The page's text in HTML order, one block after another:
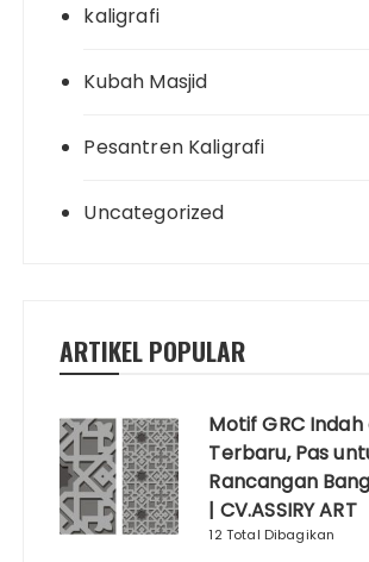
kaligrafi
Kubah Masjid
Pesantren Kaligrafi
Uncategorized
ARTIKEL POPULAR
Motif GRC Indah
Terbaru, Pas
Rancangan
| CV.ASSIRY ART
12 Total Dibagikan